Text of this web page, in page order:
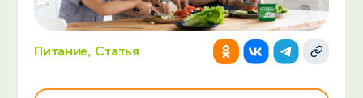
Питание, Статья